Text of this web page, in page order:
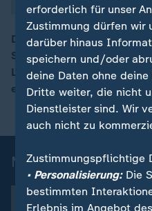
00:17
Deutschland bekommt
Sicherheitsrat.
Leibniz-Institut für
erklärt die Konsequenzen
Mehr aus
erforderlich für unser
Zustimmung dürfen wir
darüber hinaus
speichern und/oder
deine Daten ohne
Dritte weiter, die nicht
Dienstleister sind. Wir
auch nicht zu
Zustimmungspflichtige
• Personalisierung:Die
bestimmten
Erlebnis im Angebot